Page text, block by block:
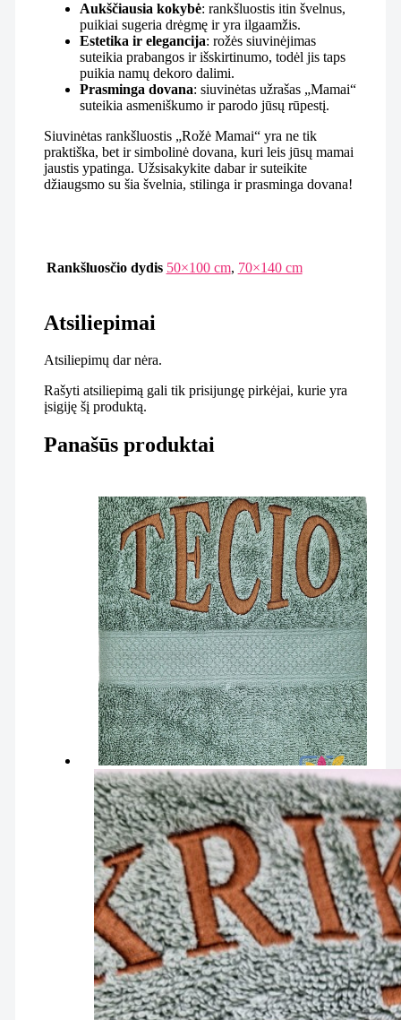
Aukščiausia kokybė: rankšluostis itin švelnus,
puikiai sugeria drėgmę ir yra ilgaamžis.
Estetika ir elegancija: rožės siuvinėjimas
suteikia prabangos ir išskirtinumo, todėl jis taps
puikia namų dekoro dalimi.
Prasminga dovana: siuvinėtas užrašas „Mamai“
suteikia asmeniškumo ir parodo jūsų rūpestį.
Siuvinėtas rankšluostis „Rožė Mamai“ yra ne tik
praktiška, bet ir simbolinė dovana, kuri leis jūsų mamai
jaustis ypatinga. Užsisakykite dabar ir suteikite
džiaugsmo su šia švelnia, stilinga ir prasminga dovana!
Rankšluosčio dydis 50×100 cm, 70×140 cm
Atsiliepimai
Atsiliepimų dar nėra.
Rašyti atsiliepimą gali tik prisijungę pirkėjai, kurie yra
įsigiję šį produktą.
Panašūs produktai